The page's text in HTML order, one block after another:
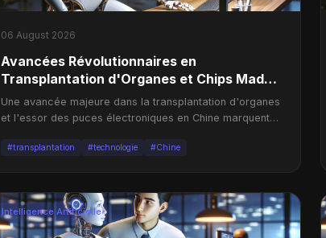
06 August 2026
Avancées Révolutionnaires en
Transplantation d'Organes et Chips Made
in China
Une avancée majeure dans la transplantation d'organes
et l'essor des puces électroniques en Chine marquent
#transplantation #technologie #Chine
Intelligence Artificielle